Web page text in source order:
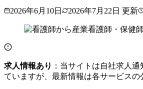
2026年6月10日 2026年7月22日 更新
求人情報あり ：当サイトは自社求人
ていますが、最新情報は各サービスの